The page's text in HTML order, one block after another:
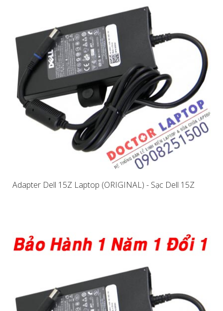
Adapter Dell 15Z Laptop (ORIGINAL) - Sạc Dell 15Z